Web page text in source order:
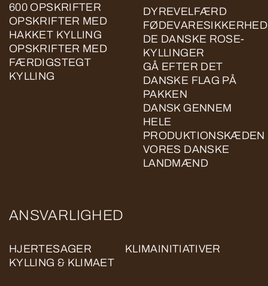
600 OPSKRIFTER
OPSKRIFTER MED
HAKKET KYLLING
OPSKRIFTER MED
FÆRDIGSTEGT
KYLLING
DYREVELFÆRD
FØDEVARESIKKERHED
DE DANSKE ROSE-
KYLLINGER
GÅ EFTER DET
DANSKE FLAG PÅ
PAKKEN
DANSK GENNEM
HELE
PRODUKTIONSKÆDEN
VORES DANSKE
LANDMÆND
ANSVARLIGHED
HJERTESAGER
KLIMAINITIATIVER
KYLLING & KLIMAET